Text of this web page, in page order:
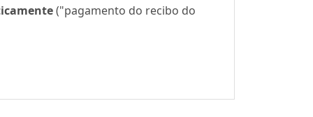
("pagamento do recibo do